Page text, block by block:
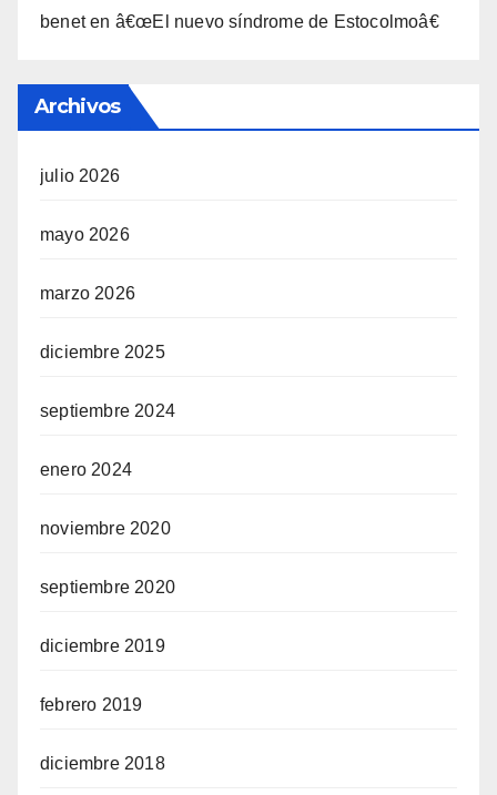
beneten â€œEl nuevo sí­ndrome de Estocolmoâ€
Archivos
julio 2026
mayo 2026
marzo 2026
diciembre 2025
septiembre 2024
enero 2024
noviembre 2020
septiembre 2020
diciembre 2019
febrero 2019
diciembre 2018